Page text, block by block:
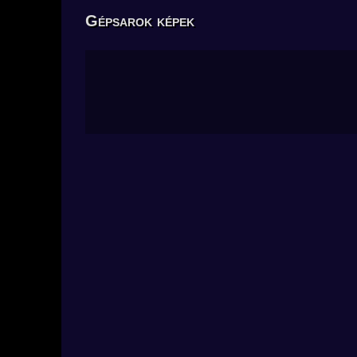
Gépsarok képek